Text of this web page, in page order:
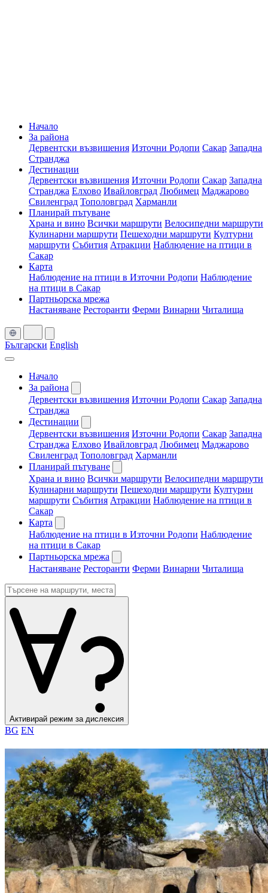
Начало
За района
Дервентски възвишения Източни Родопи Сакар Западна
Странджа
Дестинации
Дервентски възвишения Източни Родопи Сакар Западна
Странджа Елхово Ивайловград Любимец Маджарово
Свиленград Тополовград Харманли
Планирай пътуване
Храна и вино Всички маршрути Велосипедни маршрути
Кулинарни маршрути Пешеходни маршрути Културни
маршрути Събития Атракции Наблюдение на птици в
Сакар
Карта
Наблюдение на птици в Източни Родопи Наблюдение
на птици в Сакар
Партньорска мрежа
Настаняване Ресторанти Ферми Винарни Читалища
Български English
Начало
За района
Дервентски възвишения Източни Родопи Сакар Западна
Странджа
Дестинации
Дервентски възвишения Източни Родопи Сакар Западна
Странджа Елхово Ивайловград Любимец Маджарово
Свиленград Тополовград Харманли
Планирай пътуване
Храна и вино Всички маршрути Велосипедни маршрути
Кулинарни маршрути Пешеходни маршрути Културни
маршрути Събития Атракции Наблюдение на птици в
Сакар
Карта
Наблюдение на птици в Източни Родопи Наблюдение
на птици в Сакар
Партньорска мрежа
Настаняване Ресторанти Ферми Винарни Читалища
Активирай режим за дислексия
BG EN